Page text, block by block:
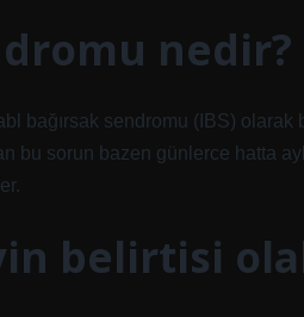
nedir?
bağırsak sendromu (IBS) olarak
bu sorun bazen günlerce hatta
belirtisi